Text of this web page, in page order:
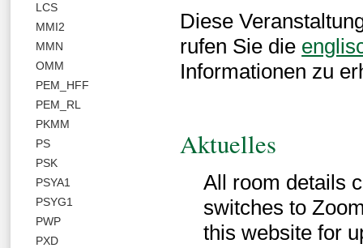
LCS
MMI2
MMN
OMM
PEM_HFF
PEM_RL
PKMM
PS
PSK
PSYA1
PSYG1
PWP
PXD
Diese
rufen Sie die
Informationen zu
Aktuelles
All room details
switches to
this website for